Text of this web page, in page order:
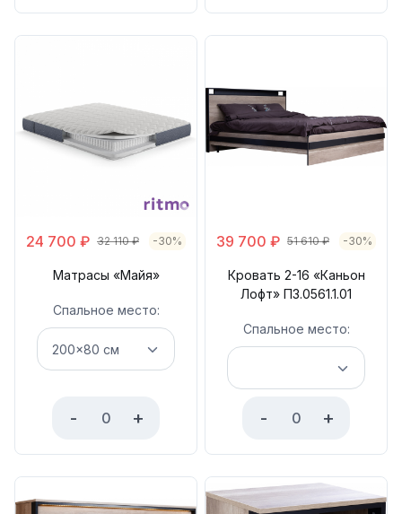
24 700 ₽ 32 110₽ -30%
Матрасы «Майя»
Спальное место:
- +
39 700 ₽ 51 610₽ -30%
Кровать 2-16 «Каньон
Лофт» П3.0561.1.01
Спальное место:
- +